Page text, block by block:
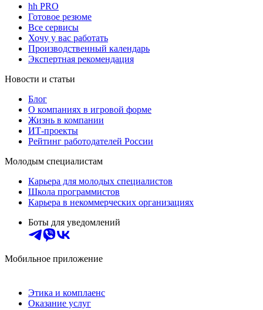
hh PRO
Готовое резюме
Все сервисы
Хочу у вас работать
Производственный календарь
Экспертная рекомендация
Новости и статьи
Блог
О компаниях в игровой форме
Жизнь в компании
ИТ-проекты
Рейтинг работодателей России
Молодым специалистам
Карьера для молодых специалистов
Школа программистов
Карьера в некоммерческих организациях
Боты для уведомлений
Мобильное приложение
Этика и комплаенс
Оказание услуг